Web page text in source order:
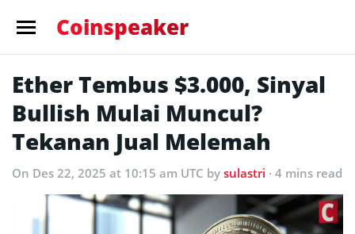
Coinspeaker
Ether Tembus $3.000, Sinyal
Bullish Mulai Muncul?
Tekanan Jual Melemah
On Des 22, 2025 at 10:15 am UTC by sulastri · 4 mins read